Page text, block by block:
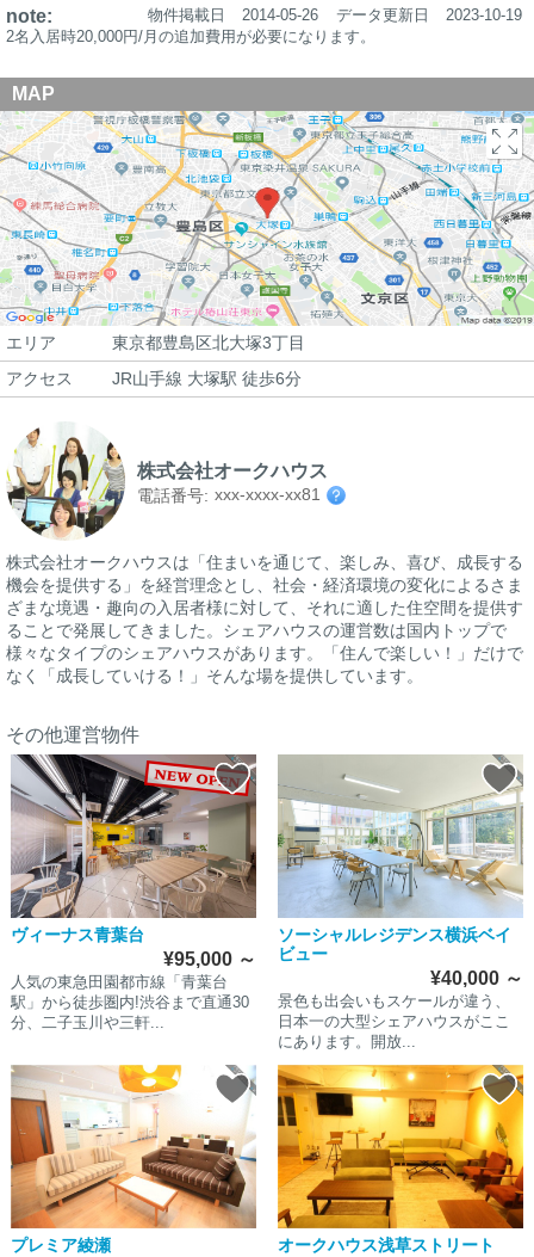
note: データ更新日 2023-10-19
物件掲載日
2014-05-26
2名入居時20,000円/月の追加費用が必要になります。
MAP
エリア
東京都豊島区北大塚3丁目
アクセス
JR山手線 大塚駅 徒歩6分
株式会社オークハウス
電話番号: xxx-xxxx-xx81
株式会社オークハウスは「住まいを通じて、楽しみ、喜び、成長する
機会を提供する」を経営理念とし、社会・経済環境の変化によるさま
ざまな境遇・趣向の入居者様に対して、それに適した住空間を提供す
ることで発展してきました。シェアハウスの運営数は国内トップで
様々なタイプのシェアハウスがあります。「住んで楽しい！」だけで
なく「成長していける！」そんな場を提供しています。
その他運営物件
ヴィーナス青葉台
¥95,000 ～
人気の東急田園都市線「青葉台
駅」から徒歩圏内!渋谷まで直通30
分、二子玉川や三軒...
ソーシャルレジデンス横浜ベイ
ビュー
¥40,000 ～
景色も出会いもスケールが違う、
日本一の大型シェアハウスがここ
にあります。開放...
プレミア綾瀬 オークハウス浅草ストリート